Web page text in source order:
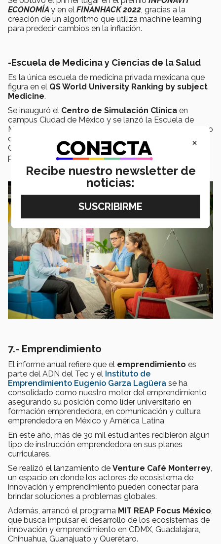
ECONOMÍAy en el FINANHACK 2022, gracias a la
creación de un algoritmo que utiliza machine learning
para predecir cambios en la inflación.
-Escuela de Medicina y Ciencias de la Salud
Es la única escuela de medicina privada mexicana que
figura en el QS World University Ranking by subject
Medicine.
Se inauguró el Centro de Simulación Clínica en
campus Ciudad de México y se lanzó la Escuela de
Medicina y Ciencias de la Salud en campus Querétaro, lo
que permitirá ampliar la oferta educativa de la región
Centro-Sur con la apertura de la Entrada en Salud
, a
partir de agosto 2023.
7.- Emprendimiento
El informe anual refiere que el emprendimiento es
parte del ADN del Tec y el Instituto de
Emprendimiento Eugenio Garza Lagüera se ha
consolidado como nuestro motor del emprendimiento
asegurando su posición como líder universitario en
formación emprendedora, en comunicación y cultura
emprendedora en México y América Latina
En este año, más de 30 mil estudiantes recibieron algún
tipo de instrucción emprendedora en sus planes
curriculares.
Se realizó el lanzamiento de Venture Café Monterrey
un espacio en donde los actores de ecosistema de
innovación y emprendimiento pueden conectar para
brindar soluciones a problemas globales.
Además, arrancó el programa MIT REAP Focus México
que busca impulsar el desarrollo de los ecosistemas de
innovación y emprendimiento en CDMX, Guadalajara,
Chihuahua, Guanajuato y Querétaro.
×
Recibe nuestro newsletter de
noticias: